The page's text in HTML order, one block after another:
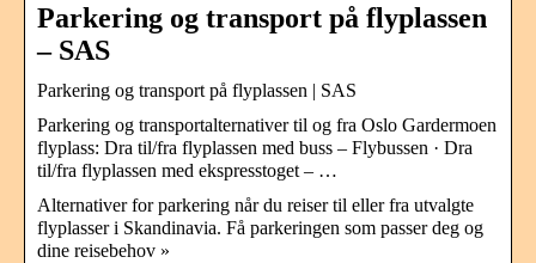
Parkering og transport på flyplassen
– SAS
Parkering og transport på flyplassen | SAS
Parkering og transportalternativer til og fra Oslo Gardermoen
flyplass: Dra til/fra flyplassen med buss – Flybussen · Dra
til/fra flyplassen med ekspresstoget – …
Alternativer for parkering når du reiser til eller fra utvalgte
flyplasser i Skandinavia. Få parkeringen som passer deg og
dine reisebehov »